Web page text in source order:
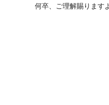
何卒、ご理解賜ります